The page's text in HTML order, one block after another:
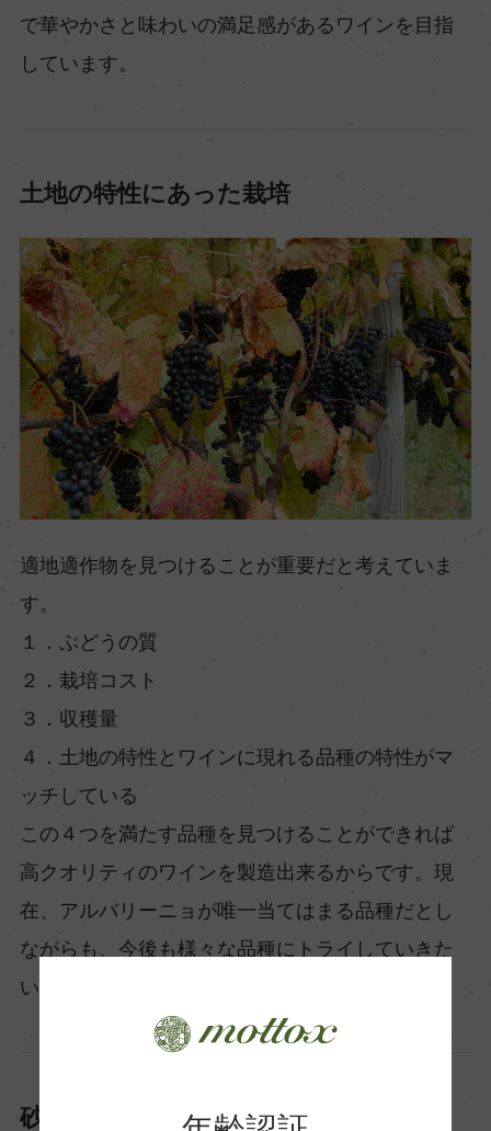
で華やかさと味わいの満足感があるワインを目指
しています。
土地の特性にあった栽培
適地適作物を見つけることが重要だと考えていま
す。
１．ぶどうの質
２．栽培コスト
３．収穫量
４．土地の特性とワインに現れる品種の特性がマ
ッチしている
この４つを満たす品種を見つけることができれば
高クオリティのワインを製造出来るからです。現
在、アルバリーニョが唯一当てはまる品種だとし
ながらも、今後も様々な品種にトライしていきた
いと考えています。
砂質と海風の特異な畑